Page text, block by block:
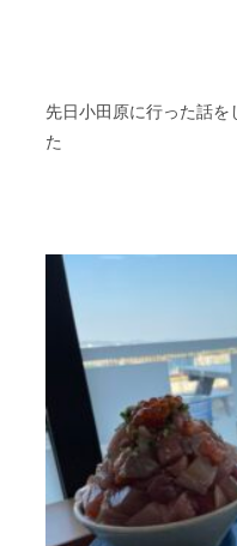
先日小田原に行った話を
た